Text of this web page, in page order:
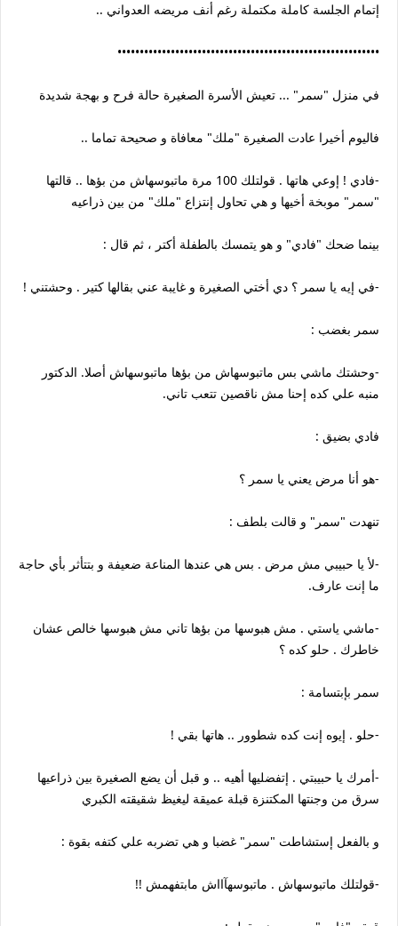
إتمام الجلسة كاملة مكتملة رغم أنف مريضه العدواني ..
•••••••••••••••••••••••••••••••••••••••••••••••••••••••••••
في منزل "سمر" ... تعيش الأسرة الصغيرة حالة فرح و بهجة شديدة
فاليوم أخيرا عادت الصغيرة "ملك" معافاة و صحيحة تماما ..
-فادي ! إوعي هاتها . قولتلك 100 مرة ماتبوسهاش من بؤها .. قالتها
"سمر" موبخة أخيها و هي تحاول إنتزاع "ملك" من بين ذراعيه
بينما ضحك "فادي" و هو يتمسك بالطفلة أكتر ، ثم قال :
-في إيه يا سمر ؟ دي أختي الصغيرة و غايبة عني بقالها كتير . وحشتني !
سمر بغضب :
-وحشتك ماشي بس ماتبوسهاش من بؤها ماتبوسهاش أصلا. الدكتور
منبه علي كده إحنا مش ناقصين تتعب تاني.
فادي بضيق :
-هو أنا مرض يعني يا سمر ؟
تنهدت "سمر" و قالت بلطف :
-لأ يا حبيبي مش مرض . بس هي عندها المناعة ضعيفة و بتتأثر بأي حاجة
ما إنت عارف.
-ماشي ياستي . مش هبوسها من بؤها تاني مش هبوسها خالص عشان
خاطرك . حلو كده ؟
سمر بإبتسامة :
-حلو . إيوه إنت كده شطوور .. هاتها بقي !
-أمرك يا حبيبتي . إتفضليها أهيه .. و قبل أن يضع الصغيرة بين ذراعيها
سرق من وجنتها المكتنزة قبلة عميقة ليغيظ شقيقته الكبري
و بالفعل إستشاطت "سمر" غضبا و هي تضربه علي كتفه بقوة :
-قولتلك ماتبوسهاش . ماتبوسهآااش مابتفهمش !!